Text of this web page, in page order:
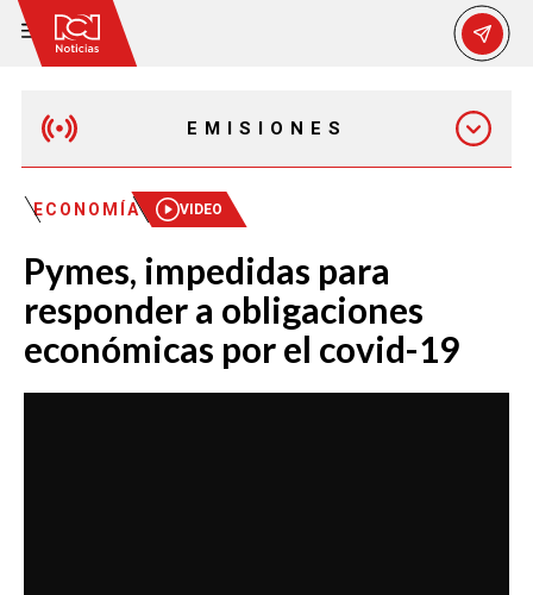
EMISIONES
EMISIÓN 12:30 PM
EMISIÓN 7:00 PM
ECONOMÍA VIDEO
Pymes, impedidas para
responder a obligaciones
económicas por el covid-19